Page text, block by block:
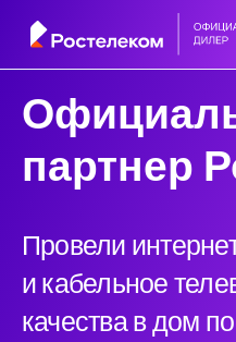
партнер
Провели
и кабельное
качества в дом